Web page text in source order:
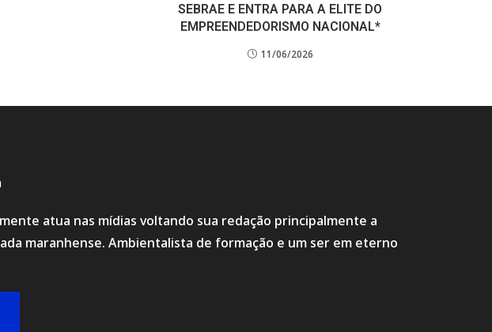
SEBRAE E ENTRA PARA A ELITE DO
EMPREENDEDORISMO NACIONAL*
11/06/2026
atua nas mídias voltando sua redação principalmente a
maranhense. Ambientalista de formação e um ser em eterno